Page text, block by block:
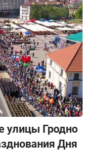
улицы Гродно
Дня